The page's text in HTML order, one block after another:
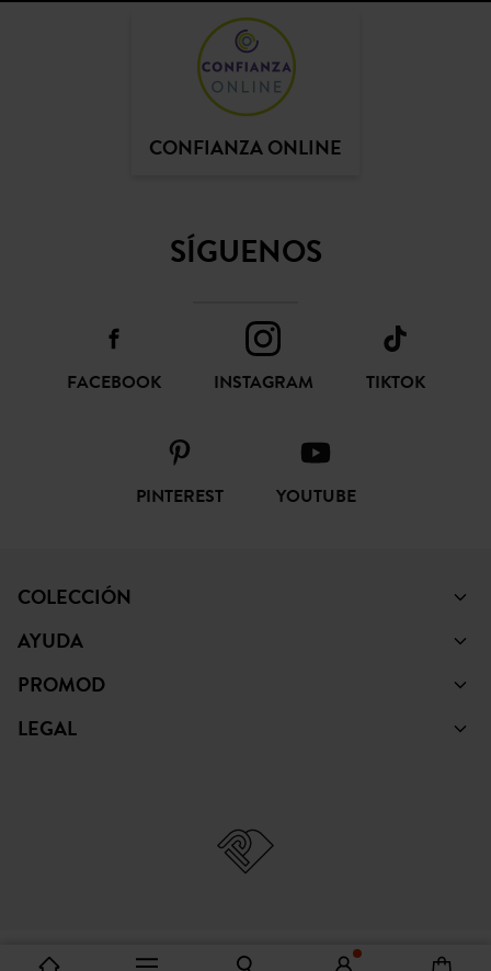
CONFIANZA ONLINE
SÍGUENOS
FACEBOOK INSTAGRAM TIKTOK
PINTEREST YOUTUBE
COLECCIÓN
AYUDA
PROMOD
LEGAL
© Copyright Promod © 2026